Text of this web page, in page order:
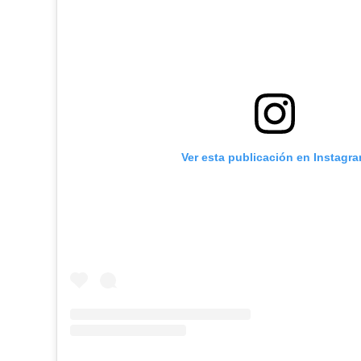
Ver esta publicación en